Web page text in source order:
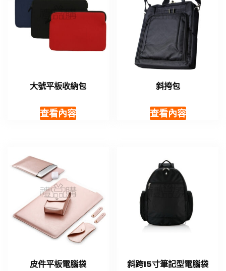
大號平板收納包
查看內容
斜挎包
查看內容
皮件平板電腦袋 斜跨15寸筆記型電腦袋